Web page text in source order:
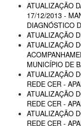
ATUALIZAÇÃO
17/12/2013 -
DIAGNÓSTICO
ATUALIZAÇÃO
ATUALIZAÇÃO
MUNICÍPIO DE
ATUALIZAÇÃO
REDE CER -
ATUALIZAÇÃO
REDE CER -
ATUALIZAÇÃO
REDE CER -